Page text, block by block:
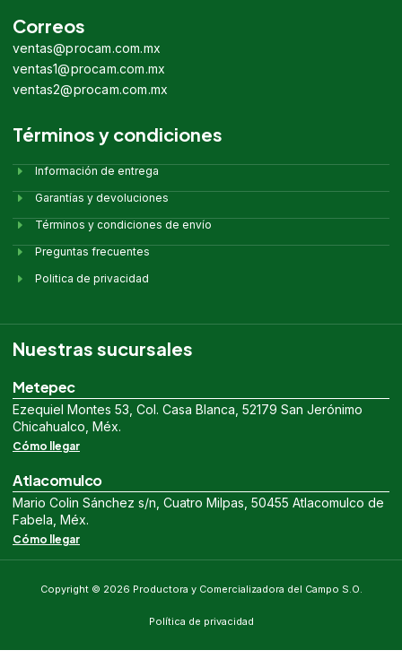
Correos
ventas@procam.com.mx
ventas1@procam.com.mx
ventas2@procam.com.mx
Términos y condiciones
Información de entrega
Garantías y devoluciones
Términos y condiciones de envío
Preguntas frecuentes
Politica de privacidad
Nuestras sucursales
Metepec
Ezequiel Montes 53, Col. Casa Blanca, 52179 San Jerónimo
Chicahualco, Méx.
Cómo llegar
Atlacomulco
Mario Colin Sánchez s/n, Cuatro Milpas, 50455 Atlacomulco de
Fabela, Méx.
Cómo llegar
Copyright © 2026 Productora y Comercializadora del Campo S.O.
Política de privacidad